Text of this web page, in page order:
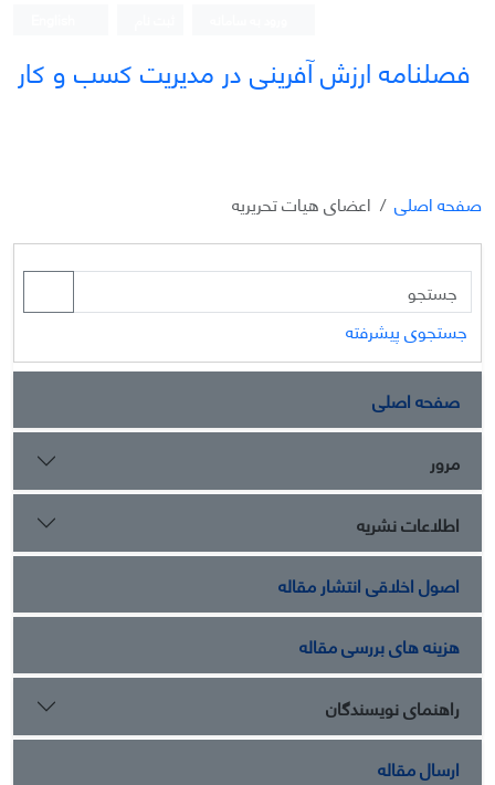
فصلنامه ارزش آفرینی در مدیریت کسب و کار
صفحه اصلی اعضای هیات تحریریه
جستجوی پیشرفته
صفحه اصلی
مرور
اطلاعات نشریه
اصول اخلاقی انتشار مقاله
هزینه های بررسی مقاله
راهنمای نویسندگان
ارسال مقاله